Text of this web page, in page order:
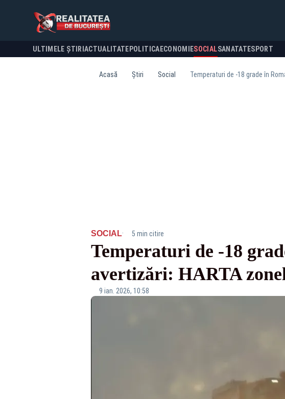
ULTIMELE ȘTIRI ACTUALITATE POLITICA ECONOMIESOCIALSANATATESPORT
Acasă Știri Social Temperaturi de -18 grade în
SOCIAL· 5 min citire
Temperaturi de -18
avertizări: HARTA
9 ian. 2026, 10:58